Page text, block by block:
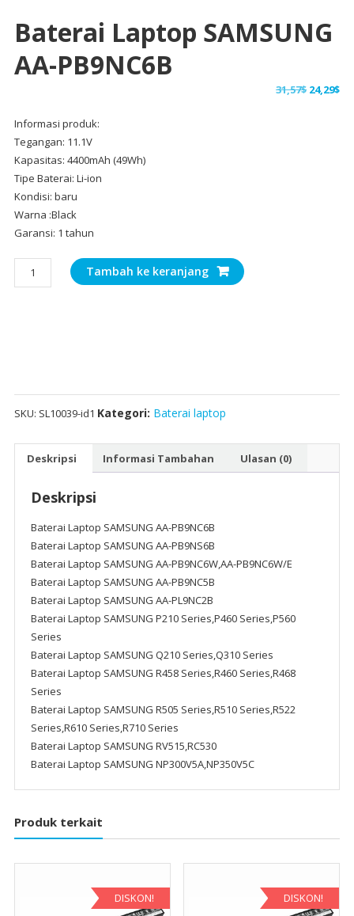
Baterai Laptop SAMSUNG
AA-PB9NC6B
31,57$ Harga
24,29$
Informasi produk:
Tegangan: 11.1V
Kapasitas: 4400mAh (49Wh)
Tipe Baterai: Li-ion
Kondisi: baru
Warna :Black
Garansi: 1 tahun
Kuantitas
Baterai
Tambah ke keranjang
SKU: SL10039-id1 Kategori: Baterai laptop
Deskripsi Informasi Tambahan Ulasan (0)
Deskripsi
Baterai Laptop SAMSUNG AA-PB9NC6B
Baterai Laptop SAMSUNG AA-PB9NS6B
Baterai Laptop SAMSUNG AA-PB9NC6W,AA-PB9NC6W/E
Baterai Laptop SAMSUNG AA-PB9NC5B
Baterai Laptop SAMSUNG AA-PL9NC2B
Baterai Laptop SAMSUNG P210 Series,P460 Series,P560
Series
Baterai Laptop SAMSUNG Q210 Series,Q310 Series
Baterai Laptop SAMSUNG R458 Series,R460 Series,R468
Series
Baterai Laptop SAMSUNG R505 Series,R510 Series,R522
Series,R610 Series,R710 Series
Baterai Laptop SAMSUNG RV515,RC530
Baterai Laptop SAMSUNG NP300V5A,NP350V5C
Produk terkait
DISKON! DISKON!